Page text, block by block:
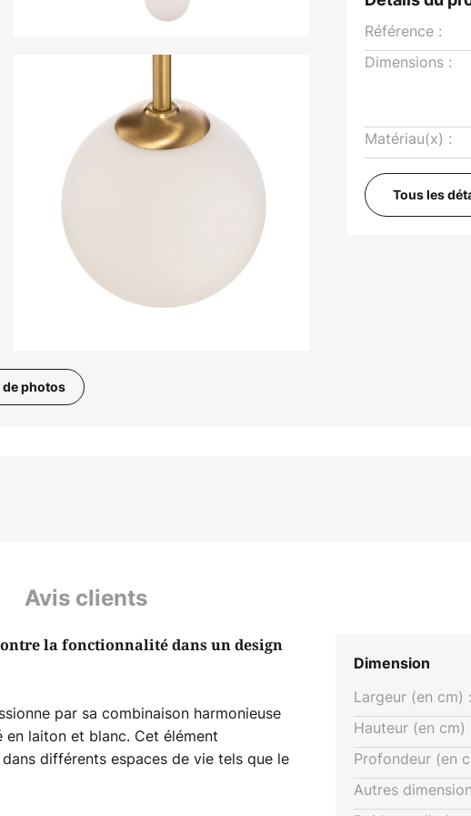
photos
Référence :
Dimensions :
Matériau(x) :
Tous les
Avis clients
la fonctionnalité dans un design
par sa combinaison harmonieuse
laiton et blanc. Cet élément
différents espaces de vie tels que le
atmosphère élégante. Fabriquée en
Dimension
Largeur (en cm) :
Hauteur (en cm)
Profondeur (en
Autres